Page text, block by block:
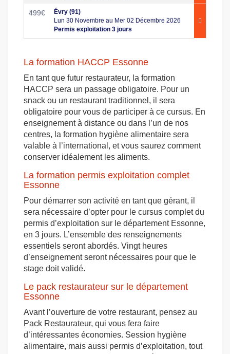
499€
Évry (91)
Lun 30 Novembre au Mer 02 Décembre 2026
Permis exploitation 3 jours
La formation HACCP Essonne
En tant que futur restaurateur, la formation
HACCP sera un passage obligatoire. Pour un
snack ou un restaurant traditionnel, il sera
obligatoire pour vous de participer à ce cursus. En
enseignement à distance ou dans l’un de nos
centres, la formation hygiène alimentaire sera
valable à l’international, et vous saurez comment
conserver idéalement les aliments.
La formation permis exploitation complet
Essonne
Pour démarrer son activité en tant que gérant, il
sera nécessaire d’opter pour le cursus complet du
permis d’exploitation sur le département Essonne,
en 3 jours. L’ensemble des renseignements
essentiels seront abordés. Vingt heures
d’enseignement seront nécessaires pour que le
stage doit validé.
Le pack restaurateur sur le département
Essonne
Avant l’ouverture de votre restaurant, pensez au
Pack Restaurateur, qui vous fera faire
d’intéressantes économies. Session hygiène
alimentaire, mais aussi permis d’exploitation, tout